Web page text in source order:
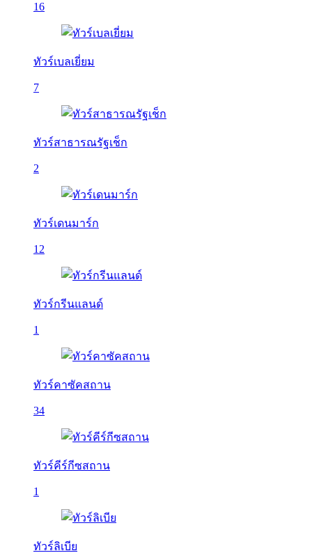
16
ทัวร์เบลเยี่ยม
7
ทัวร์สาธารณรัฐเช็ก
2
ทัวร์เดนมาร์ก
12
ทัวร์กรีนแลนด์
1
ทัวร์คาซัคสถาน
34
ทัวร์คีร์กีซสถาน
1
ทัวร์ลิเบีย